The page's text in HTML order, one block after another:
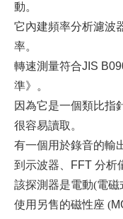
動。
它內建頻率分析濾波
率。
轉速測量符合JIS
準》。
因為它是一個類比指
很容易讀取。
有一個用於錄音的輸
到示波器、
FFT 分析
該探測器是電動(電磁
使用另售的磁性座 (